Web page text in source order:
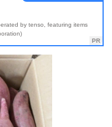
by tenso, featuring items